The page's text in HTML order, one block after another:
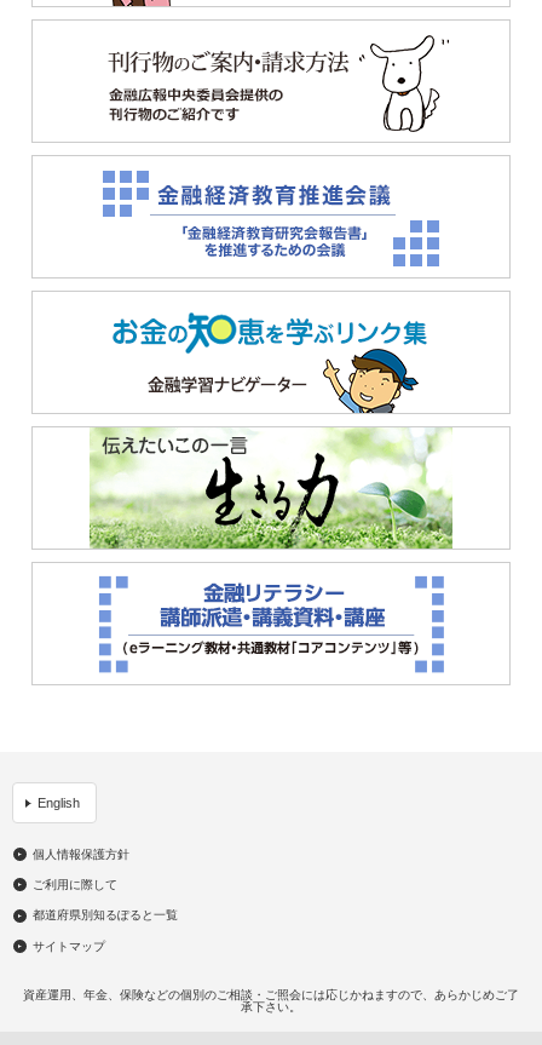
English
個人情報保護方針
ご利用に際して
都道府県別知るぽると一覧
サイトマップ
資産運用、年金、保険などの個別のご相談・ご照会には応じかねますので、あらかじめご了
承下さい。